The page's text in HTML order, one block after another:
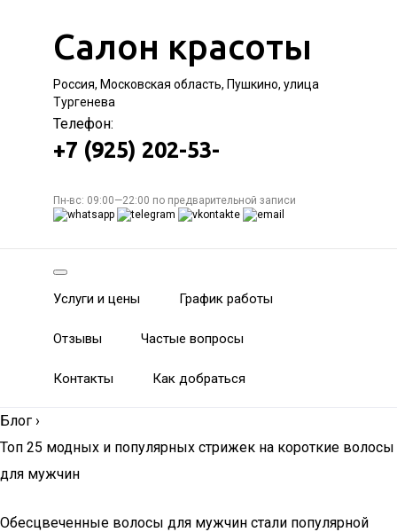
Салон красоты
Россия, Московская область, Пушкино, улица
Тургенева
Телефон:
+7 (925) 202-53-
Пн-вс: 09:00—22:00 по предварительной записи
Услуги и цены График работы
Отзывы Частые вопросы
Контакты Как добраться
Блог ›
Топ 25 модных и популярных стрижек на короткие волосы
для мужчин
Обесцвеченные волосы для мужчин стали популярной